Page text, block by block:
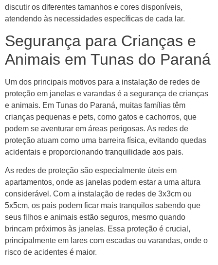
discutir os diferentes tamanhos e cores disponíveis,
atendendo às necessidades específicas de cada lar.
Segurança para Crianças e
Animais em Tunas do Paraná
Um dos principais motivos para a instalação de redes de
proteção em janelas e varandas é a segurança de crianças
e animais. Em Tunas do Paraná, muitas famílias têm
crianças pequenas e pets, como gatos e cachorros, que
podem se aventurar em áreas perigosas. As redes de
proteção atuam como uma barreira física, evitando quedas
acidentais e proporcionando tranquilidade aos pais.
As redes de proteção são especialmente úteis em
apartamentos, onde as janelas podem estar a uma altura
considerável. Com a instalação de redes de 3x3cm ou
5x5cm, os pais podem ficar mais tranquilos sabendo que
seus filhos e animais estão seguros, mesmo quando
brincam próximos às janelas. Essa proteção é crucial,
principalmente em lares com escadas ou varandas, onde o
risco de acidentes é maior.